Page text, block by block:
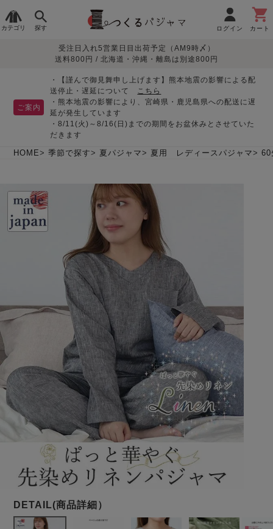
カテゴリ 探す ログイン カート
レディースパジャマ
夏 秋
メンズパジャマ
夏 秋
ガールズパジャマ
生地で
さがす
ガーゼ
サッカー/ちぢみ 楊
ニット/ストレッチ 起毛/フランネル
柄物
目的別で
さがす
敏感肌用
パジャマ
入院・介護
胸が目立たない
マタニティ
パジャマ
ペアで
そろえたい
体型別におすすめパジ
年齢別におすすめパジ
ャマ
ルームウェア
インナーウェア 生活雑貨 カタログギフト
売れ筋ランキング
- Item Ranking -
- New Arrival -
デザインで
さがす
ィース
パジャマ
前開き かぶり
作務衣 胸がすけない
羽織・バスロ
ーブ
ズボン単品
すべてのメン
ズ
パジャマ
長袖 半袖
夏パジャマ特集 つくるパジャマとは
お支払い・送料・配送
について
返品・交換について
会社概要 お買い物ガイド 安心の日本製
SDGsの取り組み
受注日入れ5営業日目出荷予定（AM9時〆）
送料800円 / 北海道・沖縄・離島は別途800円
ご案内
・【謹んで御見舞申し上げます】熊本地震の影響による配
送停止・遅延について こちら
・熊本地震の影響により、宮崎県・鹿児島県への配送に遅
延が発生しています
・8/11(火)～8/16(日)までの期間をお盆休みとさせていた
だきます
HOME 季節で探す 夏パジャマ 夏用 レディースパジャマ 60